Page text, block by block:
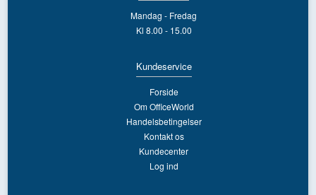
Mandag - Fredag
Kl 8.00 - 15.00
Kundeservice
Forside
Om OfficeWorld
Handelsbetingelser
Kontakt os
Kundecenter
Log ind